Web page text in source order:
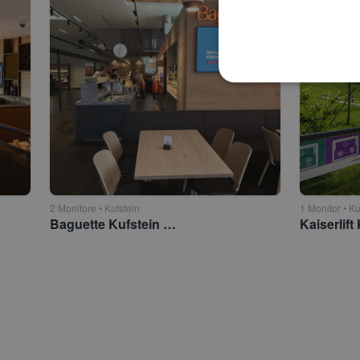
2 Monitore • Kufstein
Baguette Kufstein - Cáfebereich
1 Monitor •
Kaiserlift